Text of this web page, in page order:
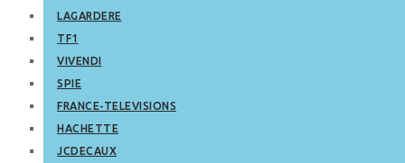
LAGARDERE
TF1
VIVENDI
SPIE
FRANCE-TELEVISIONS
HACHETTE
JCDECAUX